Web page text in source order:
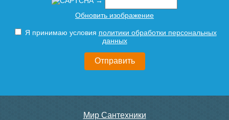
Обновить изображение
Я принимаю условия политики обработки персональных
данных
Мир Сантехники